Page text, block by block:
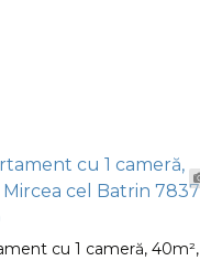
cu 1 cameră, 40m²,